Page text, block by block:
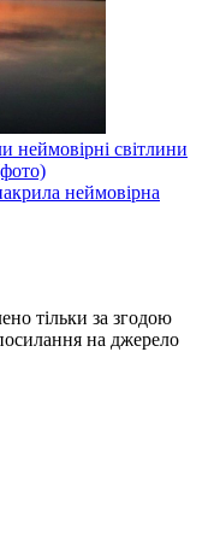
неймовірні світлини
неймовірна
тільки за згодою
на джерело